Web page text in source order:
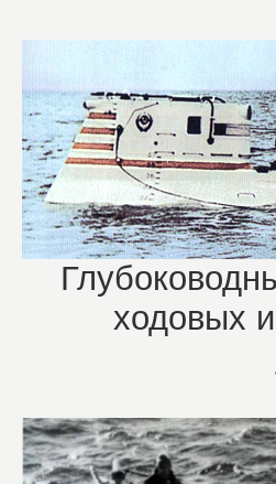
ходовых